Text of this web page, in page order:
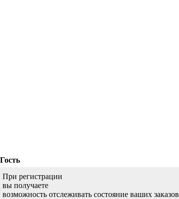
Гость
При регистрации
вы получаете
возможность отслеживать состояние ваших заказов